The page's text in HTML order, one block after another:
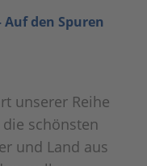
Auf den Spuren
unserer Reihe
schönsten
und Land aus